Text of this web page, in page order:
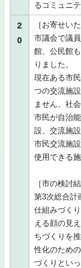
るコミュニ
2
0
［お寄せい
市議会で議
館、公民館
りました。
現在ある市
つの交流施
ません。社
市民が自治
設、交流施
市民交流施
使用できる
［市の検討結
第3次総合計
仕組みづく
える顔の見
ちづくりを
性化のため
づくりとい